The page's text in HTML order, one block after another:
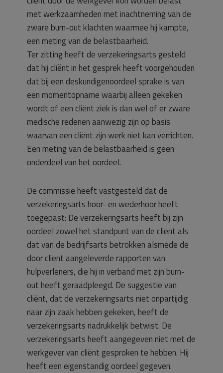
met werkzaamheden met inachtneming van de
zware burn-out klachten waarmee hij kampte,
een meting van de belastbaarheid.
Ter zitting heeft de verzekeringsarts gesteld
dat hij cliënt in het gesprek heeft voorgehouden
dat bij een deskundigenoordeel sprake is van
een momentopname waarbij alleen gekeken
wordt of een cliënt ziek is dan wel of er zware
medische redenen aanwezig zijn op basis
waarvan een cliënt zijn werk niet kan verrichten.
Een meting van de belastbaarheid is geen
onderdeel van het oordeel.
De commissie heeft vastgesteld dat de
verzekeringsarts hoor- en wederhoor heeft
toegepast: De verzekeringsarts heeft bij zijn
oordeel zowel het standpunt van de cliënt als
dat van de bedrijfsarts betrokken alsmede de
door cliënt aangeleverde rapporten van
hulpverleners, die hij in verband met zijn burn-
out heeft geraadpleegd. De suggestie van
cliënt, dat de verzekeringsarts niet onpartijdig
naar zijn zaak hebben gekeken, heeft de
verzekeringsarts nadrukkelijk betwist. De
verzekeringsarts heeft aangegeven niet met de
werkgever van cliënt gesproken te hebben. Hij
heeft een eigenstandig oordeel gegeven.